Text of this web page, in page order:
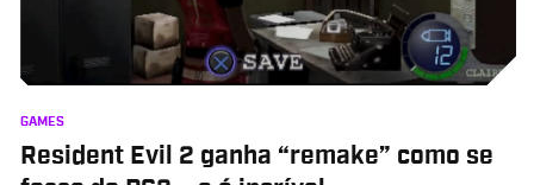
GAMES
Resident Evil 2 ganha “remake” como se